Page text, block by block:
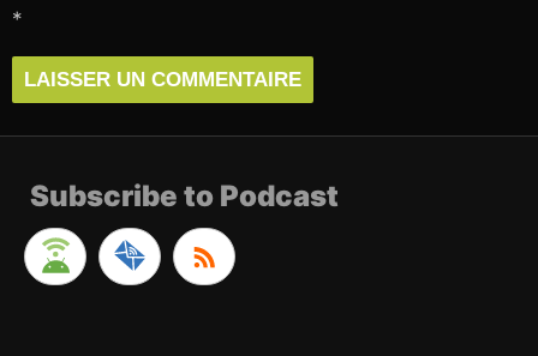
*
Subscribe to Podcast